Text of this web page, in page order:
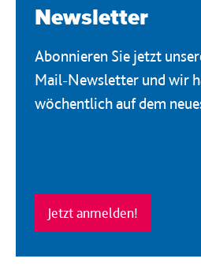
Newsletter
Abonnieren Sie jetzt
Mail-Newsletter und wir
wöchentlich auf dem
Jetzt anmelden!